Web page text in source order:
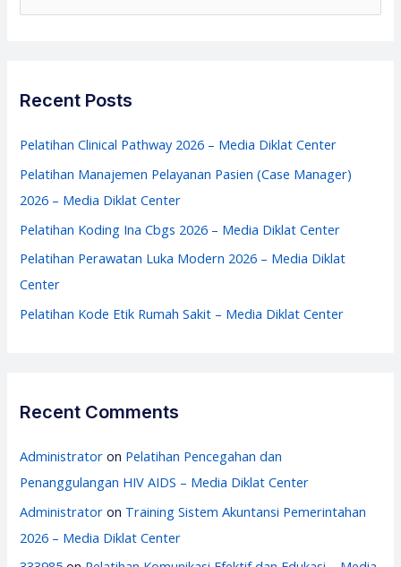
e
f
o
r
Recent Posts
Pelatihan Clinical Pathway 2026 – Media Diklat Center
Pelatihan Manajemen Pelayanan Pasien (Case Manager)
2026 – Media Diklat Center
Pelatihan Koding Ina Cbgs 2026 – Media Diklat Center
Pelatihan Perawatan Luka Modern 2026 – Media Diklat
Center
Pelatihan Kode Etik Rumah Sakit – Media Diklat Center
Recent Comments
Administrator on Pelatihan Pencegahan dan
Penanggulangan HIV AIDS – Media Diklat Center
Administrator on Training Sistem Akuntansi Pemerintahan
2026 – Media Diklat Center